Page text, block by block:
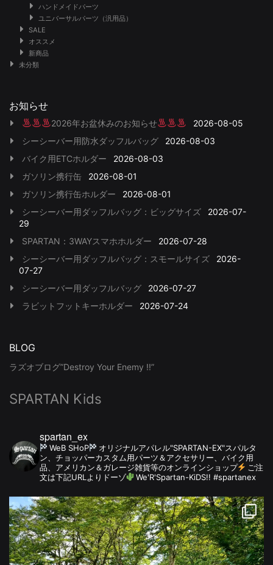
ハンドメイドパーツ
ユニバーサルパーツ（汎用品）
SALE
オススメ
新商品
未分類
お知らせ
2026年お盆休みのお知らせ
2026-08-05
シーシーバー用防水ダッフルバッグ
2026-08-03
バイク用ETCホルダー
2026-08-03
ガソリン携行缶
2026-08-01
ガソリン携行缶ホルダー
2026-08-01
シーシーバー用ダッフルバッグ：ビッグサイズ
2026-07-
29
SPARTAN：3WAYスマホホルダー
2026-07-28
シーシーバー用ダッフルバッグ：スモールサイズ
2026-
07-27
シーシーバー用ダッフルバッグ
2026-07-27
ラビットフットキーホルダー
2026-07-24
BLOG
ラズオブログ”Destroy Your Enemy !!”
SPARTAN Kids
spartan_ex
WeB SHoP
オリジナルアパレル"SPARTAN-EX"スパルタ
ン、チョッパーカスタム用パーツ＆アクセサリー、バイク用
品、アメリカン＆ガレージ雑貨等のオンラインショップ
ご注
文は下記URLよりドーゾ
We'R'Spartan-KiDS!! #spartanex